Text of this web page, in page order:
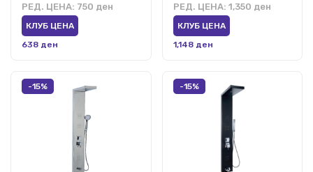
РЕД. ЦЕНА: 750 ден
КЛУБ ЦЕНА
638 ден
РЕД. ЦЕНА: 1,350 ден
КЛУБ ЦЕНА
1,148 ден
-15% -15%